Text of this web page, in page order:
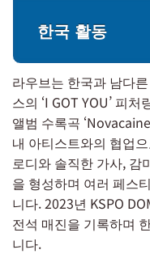
한국 활동
라우브는 한국과 남다
스의 ‘I GOT YOU’ 피
앨범 수록곡
내 아티스트와의 협업
로디와 솔직한 가사, 감
을 형성하며 여러 페스
니다. 2023년 KSPO
전석 매진을 기록하며
니다.